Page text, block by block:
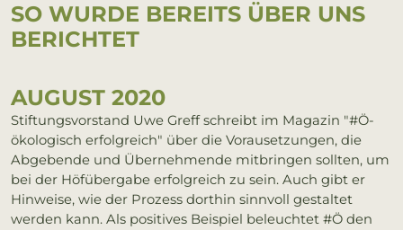
SO WURDE BEREITS ÜBER UNS
BERICHTET
AUGUST 2020
Stiftungsvorstand Uwe Greff schreibt im Magazin "#Ö-
ökologisch erfolgreich" über die Vorausetzungen, die
Abgebende und Übernehmende mitbringen sollten, um
bei der Höfübergabe erfolgreich zu sein. Auch gibt er
Hinweise, wie der Prozess dorthin sinnvoll gestaltet
werden kann. Als positives Beispiel beleuchtet #Ö den